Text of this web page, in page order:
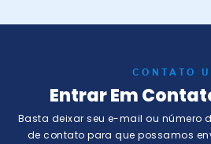
CONTATO
Entrar Em
Basta deixar seu e-mail ou número
de contato para que possamos